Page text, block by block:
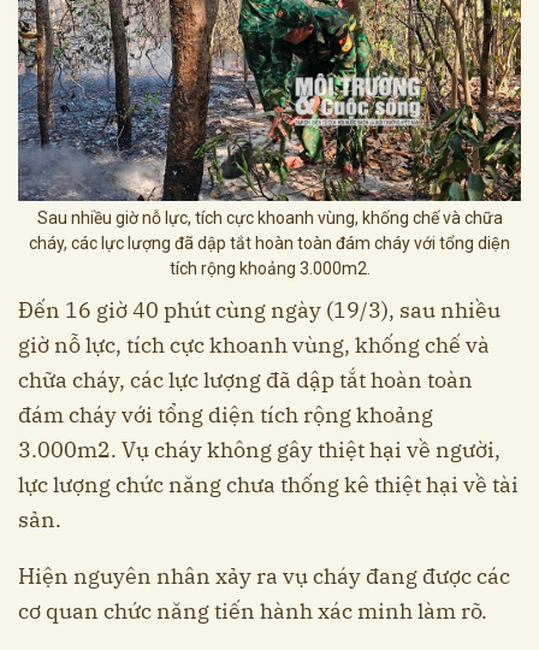
Sau nhiều giờ nỗ lực, tích cực khoanh vùng, khống chế và chữa
cháy, các lực lượng đã dập tắt hoàn toàn đám cháy với tổng diện
tích rộng khoảng 3.000m2.
Đến 16 giờ 40 phút cùng ngày (19/3), sau nhiều
giờ nỗ lực, tích cực khoanh vùng, khống chế và
chữa cháy, các lực lượng đã dập tắt hoàn toàn
đám cháy với tổng diện tích rộng khoảng
3.000m2. Vụ cháy không gây thiệt hại về người,
lực lượng chức năng chưa thống kê thiệt hại về tài
sản.
Hiện nguyên nhân xảy ra vụ cháy đang được các
cơ quan chức năng tiến hành xác minh làm rõ.